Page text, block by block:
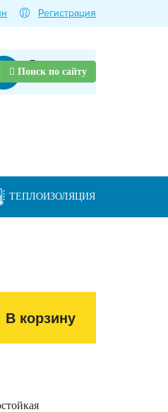
ТЕПЛОИЗОЛЯЦИЯ
Регистрация
Товаров нет
Поиск по сайту
В корзину